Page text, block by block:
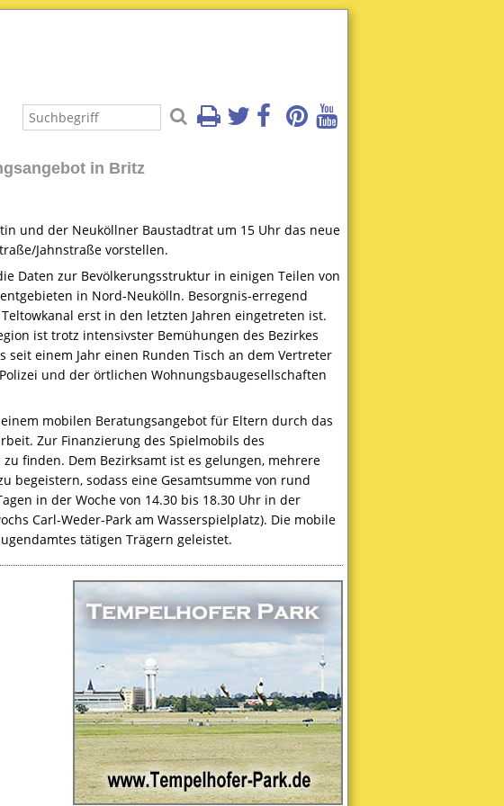
in Britz
und der Neuköllner Baustadtrat um 15 Uhr das neue
Jahnstraße vorstellen.
Daten zur Bevölkerungsstruktur in einigen Teilen von
in Nord-Neukölln. Besorgnis-erregend
erst in den letzten Jahren eingetreten ist.
ist trotz intensivster Bemühungen des Bezirkes
einem Jahr einen Runden Tisch an dem Vertreter
und der örtlichen Wohnungsbaugesellschaften
mobilen Beratungsangebot für Eltern durch das
Zur Finanzierung des Spielmobils des
finden. Dem Bezirksamt ist es gelungen, mehrere
begeistern, sodass eine Gesamtsumme von rund
in der Woche von 14.30 bis 18.30 Uhr in der
Carl-Weder-Park am Wasserspielplatz). Die mobile
tätigen Trägern geleistet.